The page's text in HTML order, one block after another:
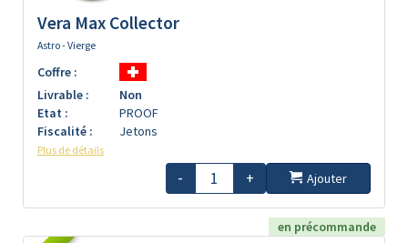
Vera Max Collector
Astro - Vierge
Coffre :
Livrable :
Non
Etat :
PROOF
Fiscalité :
Jetons
Plus de détails
- + Ajouter
en précommande